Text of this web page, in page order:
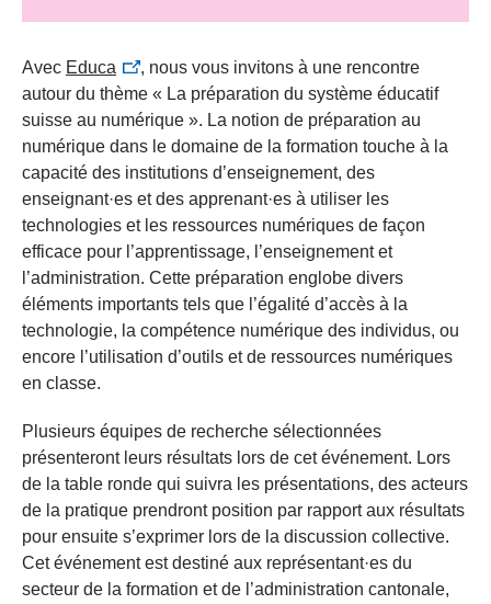
Avec Educa
, nous vous invitons à une rencontre
autour du thème « La préparation du système éducatif
suisse au numérique ». La notion de préparation au
numérique dans le domaine de la formation touche à la
capacité des institutions d’enseignement, des
enseignant·es et des apprenant·es à utiliser les
technologies et les ressources numériques de façon
efficace pour l’apprentissage, l’enseignement et
l’administration. Cette préparation englobe divers
éléments importants tels que l’égalité d’accès à la
technologie, la compétence numérique des individus, ou
encore l’utilisation d’outils et de ressources numériques
en classe.
Plusieurs équipes de recherche sélectionnées
présenteront leurs résultats lors de cet événement. Lors
de la table ronde qui suivra les présentations, des acteurs
de la pratique prendront position par rapport aux résultats
pour ensuite s’exprimer lors de la discussion collective.
Cet événement est destiné aux représentant·es du
secteur de la formation et de l’administration cantonale,